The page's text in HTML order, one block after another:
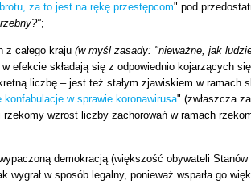
za to jest na rękę przestępcom" pod
;
z całego kraju (w myśl zasady: "nieważne, jak
efekcie składają się z odpowiednio kojarzących
liczbę – jest też stałym zjawiskiem w ramach
konfabulacje w sprawie koronawirusa" (zwłaszcza
wzrost liczby zachorowań w ramach
demokracją (większość obywateli Stanów
wygrał w sposób legalny, ponieważ wsparła go